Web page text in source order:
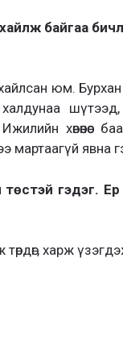
байгаа
юм.
хөвөөнөөс
мартаагүй явна
төстэй гэдэг.
харж